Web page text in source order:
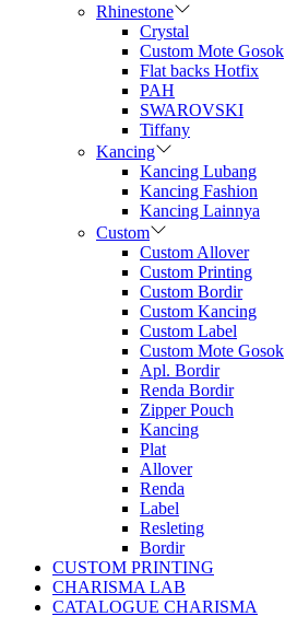
Rhinestone
Crystal
Custom Mote Gosok
Flat backs Hotfix
PAH
SWAROVSKI
Tiffany
Kancing
Kancing Lubang
Kancing Fashion
Kancing Lainnya
Custom
Custom Allover
Custom Printing
Custom Bordir
Custom Kancing
Custom Label
Custom Mote Gosok
Apl. Bordir
Renda Bordir
Zipper Pouch
Kancing
Plat
Allover
Renda
Label
Resleting
Bordir
CUSTOM PRINTING
CHARISMA LAB
CATALOGUE CHARISMA